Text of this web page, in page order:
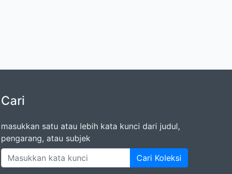
Cari
masukkan satu atau lebih kata kunci dari judul,
pengarang, atau subjek
Cari Koleksi